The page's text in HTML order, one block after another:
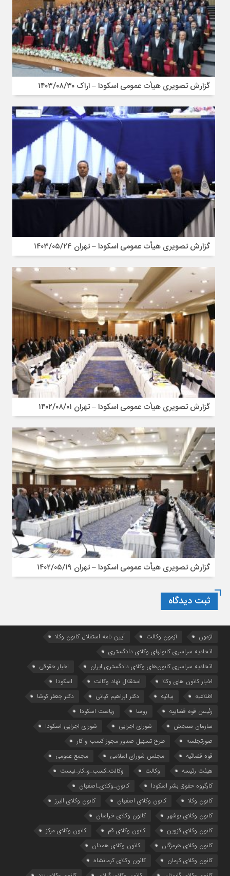
گزارش تصویری هیأت عمومی اسکودا – اراک ۱۴۰۳/۰۸/۳۰
گزارش تصویری هیأت عمومی اسکودا – تهران ۱۴۰۳/۰۵/۲۴
گزارش تصویری هیأت عمومی اسکودا – تهران ۱۴۰۲/۰۸/۰۱
گزارش تصویری هیأت عمومی اسکودا – تهران ۱۴۰۲/۰۵/۱۹
ثبت دیدگاه
آزمون آزمون وکالت
آیین ‌نامه استقلال کانون وکلا
اتحادیه سراسری کانونهای وکلای دادگستری
اتحادیه سراسری کانون‌های وکلای دادگستری ایران
اخبار حقوقی
اخبار کانون های وکلا
استقلال نهاد وکالت
اسکودا
اطلاعیه
بیانیه دکتر ابراهیم کیانی
دکتر جعفر کوشا
رئیس قوه قضاییه
روسا
ریاست اسکودا
سازمان سنجش
شورای اجرایی
شورای اجرایی اسکودا
صورتجلسه
طرح تسهیل صدور مجوز کسب و کار
قوه قضائیه
مجلس شورای اسلامی
مجمع عمومی
هیئت رئیسه
وکالت
وکالت_کسب_و_کار_نیست
کارگروه حقوق بشر اسکودا
کانون_وکلای_اصفهان
کانون وکلا
کانون وکلای اصفهان
کانون وکلای البرز
کانون وکلای بوشهر
کانون وکلای خراسان
کانون وکلای قزوین
کانون وکلای قم
کانون وکلای مرکز
کانون وکلای هرمزگان
کانون وکلای همدان
کانون وکلای کرمان
کانون وکلای کرمانشاه